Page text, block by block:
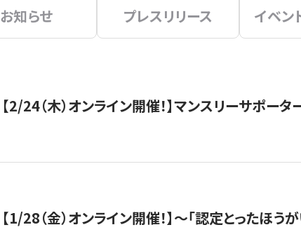
お知らせ プレスリリース イベン
【2/24（木）オンライン開催！】マンスリーサポ
【1/28（金）オンライン開催！】〜「認定とったほ